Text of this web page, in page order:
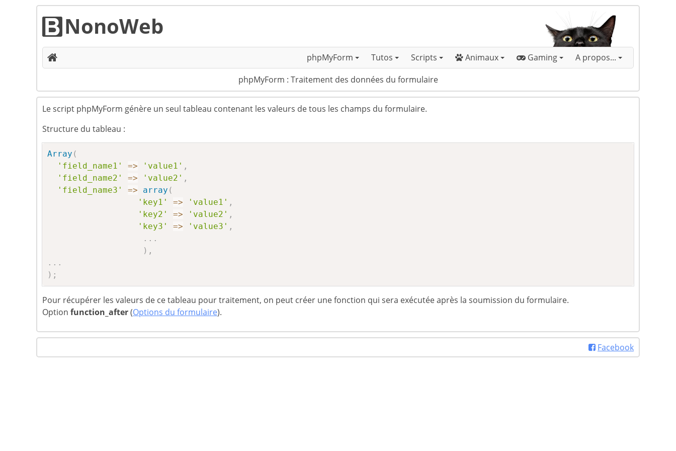
NonoWeb
phpMyForm Tutos Scripts Animaux Gaming
A propos...
phpMyForm : Traitement des données du formulaire
Le script phpMyForm génère un seul tableau contenant les valeurs de tous les champs du formulaire.
Structure du tableau :
Array (
'field_name1'
=> 'value1' ,
'field_name2'
=> 'value2' ,
'field_name3'
=> array (
'key1'
=> 'value1' ,
'key2'
=> 'value2' ,
'key3'
=> 'value3' ,
. . .
) ,
. . .
) ;
Pour récupérer les valeurs de ce tableau pour traitement, on peut créer une fonction qui sera exécutée après la soumission du formulaire.
Option function_after(Options du formulaire).
Facebook